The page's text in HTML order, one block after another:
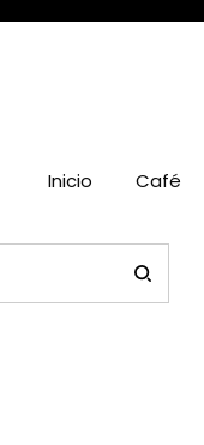
Inicio Café